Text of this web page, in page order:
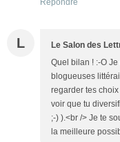
L Le Salon des
Quel bilan ! :-O
blogueuses
regarder tes
voir que tu
;-) ).<br /> Je te
la meilleure